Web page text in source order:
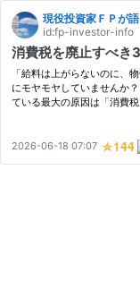
現役投資家ＦＰが
id:fp-investor-info
消費税を廃止すべき
「給料は上がらないのに、
にモヤモヤしていませんか
ている最大の原因は「消費
活を…
2026-06-18 07:07